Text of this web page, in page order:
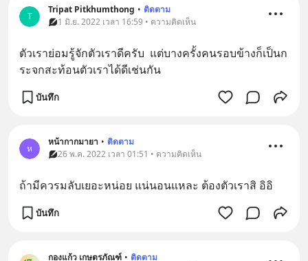
T
Tripat Pitkhumthong • ติดตาม
1 มิ.ย. 2022 เวลา 16:59 • ความคิดเห็น
ตัวเราย่อมรู้จักตัวเราดีครับ  แต่บางครั้งคนรอบข้างก็เป็นก
ระจกสะท้อนตัวเราได้ดีเช่นกัน
บันทึก
ห
หน้ากากมายา • ติดตาม
26 พ.ค. 2022 เวลา 01:51 • ความคิดเห็น
ถ้ามีควรมลับเยอะหน่อย แน่นอนแหละ ต้องตัวเราสิ อิอิ
บันทึก
กองแก้ว เกษตรภัณฑ์ • ติดตาม